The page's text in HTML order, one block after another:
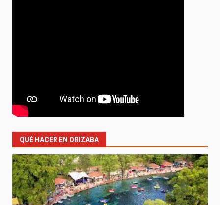
QUÉ HACER EN ORIZABA